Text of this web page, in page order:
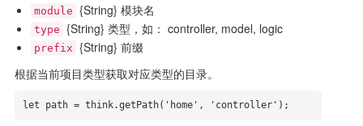
module {String} 模块名
type {String} 类型，如： controller, model, logic
prefix {String} 前缀
根据当前项目类型获取对应类型的目录。
let path = think.getPath('home', 'controller');